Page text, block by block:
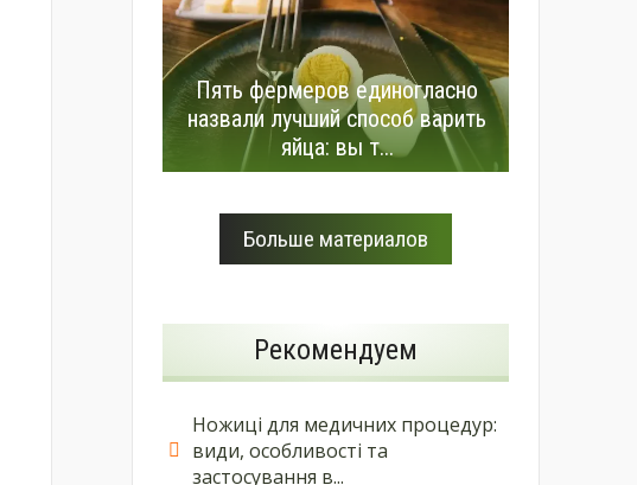
Пять фермеров единогласно
назвали лучший способ варить
яйца: вы т...
Больше материалов
Рекомендуем
Ножиці для медичних процедур:
види, особливості та
застосування в...